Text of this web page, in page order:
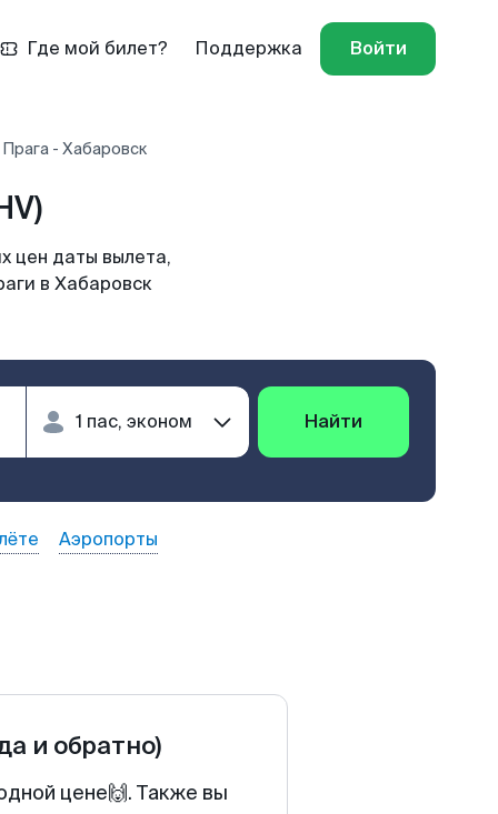
Где мой билет? Поддержка Войти
- Хабаровск
цен даты вылета,
в Хабаровск
Найти
Аэропорты
и обратно)
цене🙌. Также вы